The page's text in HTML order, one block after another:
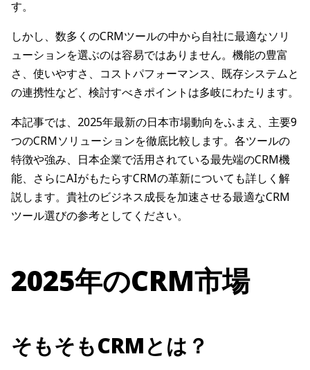
す。
しかし、数多くのCRMツールの中から自社に最適なソリ
ューションを選ぶのは容易ではありません。機能の豊富
さ、使いやすさ、コストパフォーマンス、既存システムと
の連携性など、検討すべきポイントは多岐にわたります。
本記事では、2025年最新の日本市場動向をふまえ、主要9
つのCRMソリューションを徹底比較します。各ツールの
特徴や強み、日本企業で活用されている最先端のCRM機
能、さらにAIがもたらすCRMの革新についても詳しく解
説します。貴社のビジネス成長を加速させる最適なCRM
ツール選びの参考としてください。
2025年のCRM市場
そもそもCRMとは？